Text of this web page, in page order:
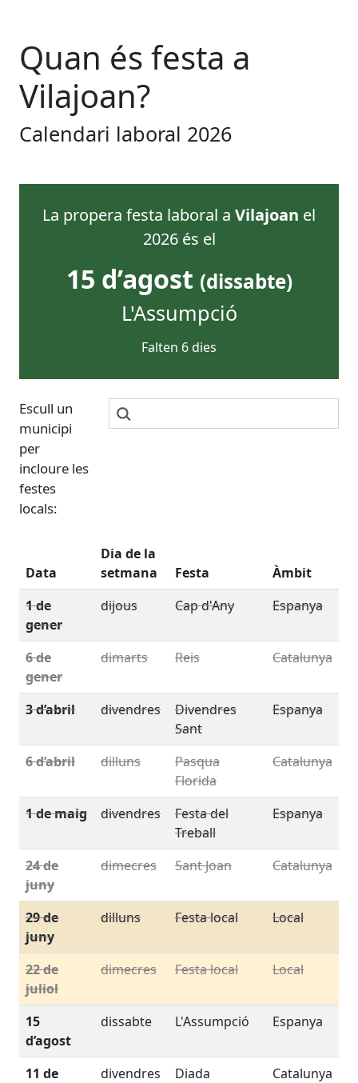
Quan és festa a
Vilajoan?
Calendari laboral 2026
La propera festa laboral a Vilajoan el
2026és el
15 d’agost (dissabte)
L'Assumpció
Falten 6 dies
Escull un
municipi
per
incloure les
festes
locals:
Data
Dia de la
setmana
Festa
Àmbit
1 de
gener
dijous Cap d'Any Espanya
6 de
gener
dimarts Reis Catalunya
3 d’abril divendres
Divendres
Sant
Espanya
6 d’abril dilluns
Pasqua
Florida
Catalunya
1 de maig divendres
Festa del
Treball
Espanya
24 de
juny
dimecres Sant Joan Catalunya
29 de
juny
dilluns Festa local Local
22 de
juliol
dimecres Festa local Local
15
d’agost
dissabte L'Assumpció Espanya
11 de
divendres
Diada
Catalunya